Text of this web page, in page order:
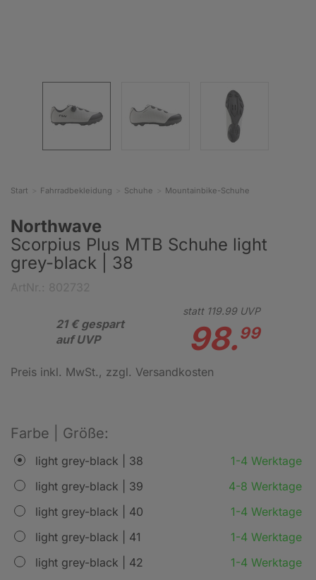
Start Fahrradbekleidung Schuhe Mountainbike-Schuhe
Northwave
Scorpius Plus MTB Schuhe light
grey-black | 38
21 € gespart
auf UVP
statt 119.99UVP
98.99
Preis inkl. MwSt., zzgl. Versandkosten
Farbe | Größe:
light grey-black | 38
1-4 Werktage
light grey-black | 39
4-8 Werktage
light grey-black | 40
1-4 Werktage
light grey-black | 41
1-4 Werktage
light grey-black | 42
1-4 Werktage